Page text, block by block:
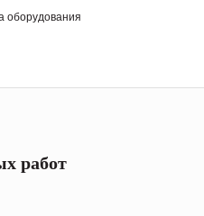
оборудования
работ